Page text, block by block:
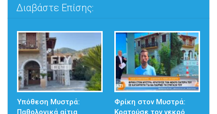
Διαβάστε Επίσης:
Υπόθεση Μυστρά:
Παθολογικά αίτια
Φρίκη στον Μυστρά:
Κρατούσε τον νεκρό